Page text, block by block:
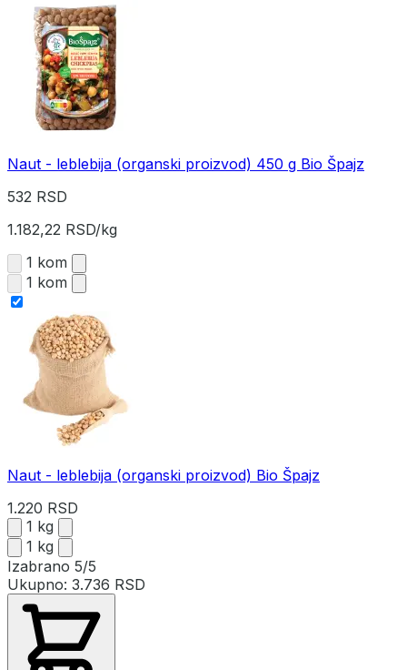
Naut - leblebija (organski proizvod) 450 g Bio Špajz
532 RSD
1.182,22 RSD/kg
1 kom
1 kom
Naut - leblebija (organski proizvod) Bio Špajz
1.220 RSD
1 kg
1 kg
Izabrano 5/5
Ukupno: 3.736 RSD